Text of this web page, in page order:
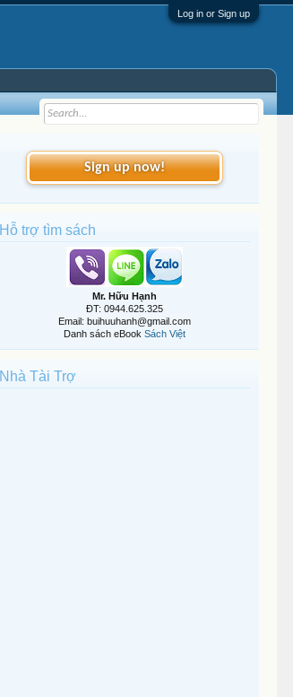
Log in or Sign up
Sign up now!
Hỗ trợ tìm sách
Mr. Hữu Hạnh
ĐT: 0944.625.325
Email: buihuuhanh@gmail.com
Danh sách eBook Sách Việt
Nhà Tài Trợ